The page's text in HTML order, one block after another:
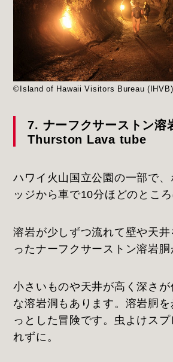
©Island of Hawaii Visitors Bureau
7. ナーフクサーストン溶
Thurston Lava tube
ハワイ火山国立公園の一部で
ッジから車で10分ほどのところ
溶岩が少しずつ流れて壁や天
ったナーフクサーストン溶岩胴
小さいものや天井が高く深さ
な溶岩洞もあります。溶岩胴を
っとした冒険です。虫よけス
れずに。